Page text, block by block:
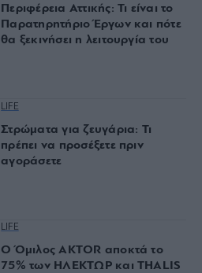
Περιφέρεια Αττικής: Τι είναι το
Παρατηρητήριο Έργων και πότε
θα ξεκινήσει η λειτουργία του
LIFE
Στρώματα για ζευγάρια: Τι
πρέπει να προσέξετε πριν
αγοράσετε
LIFE
Ο Όμιλος AKTOR αποκτά το
75% των ΗΛΕΚΤΩΡ και THALIS